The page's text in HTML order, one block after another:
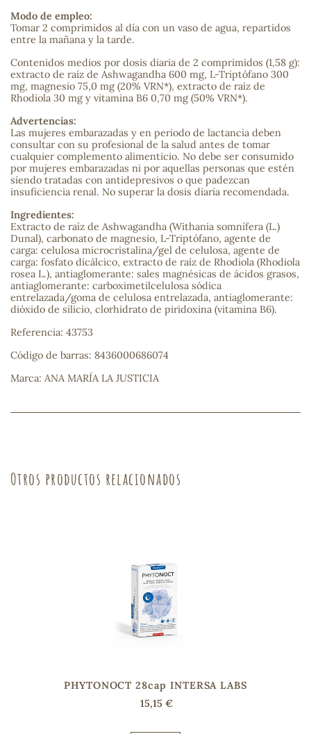
Modo de empleo:
Tomar 2 comprimidos al día con un vaso de agua, repartidos
entre la mañana y la tarde.
Contenidos medios por dosis diaria de 2 comprimidos (1,58 g):
extracto de raíz de Ashwagandha 600 mg, L-Triptófano 300
mg, magnesio 75,0 mg (20% VRN*), extracto de raíz de
Rhodiola 30 mg y vitamina B6 0,70 mg (50% VRN*).
Advertencias:
Las mujeres embarazadas y en periodo de lactancia deben
consultar con su profesional de la salud antes de tomar
cualquier complemento alimenticio. No debe ser consumido
por mujeres embarazadas ni por aquellas personas que estén
siendo tratadas con antidepresivos o que padezcan
insuficiencia renal. No superar la dosis diaria recomendada.
Ingredientes:
Extracto de raíz de Ashwagandha (Withania somnífera (L.)
Dunal), carbonato de magnesio, L-Triptófano, agente de
carga: celulosa microcristalina/gel de celulosa, agente de
carga: fosfato dicálcico, extracto de raíz de Rhodiola (Rhodiola
rosea L.), antiaglomerante: sales magnésicas de ácidos grasos,
antiaglomerante: carboximetilcelulosa sódica
entrelazada/goma de celulosa entrelazada, antiaglomerante:
dióxido de silicio, clorhidrato de piridoxina (vitamina B6).
Referencia: 43753
Código de barras: 8436000686074
Marca: ANA MARÍA LA JUSTICIA
Otros productos relacionados
PHYTONOCT 28cap INTERSA LABS
15,15 €